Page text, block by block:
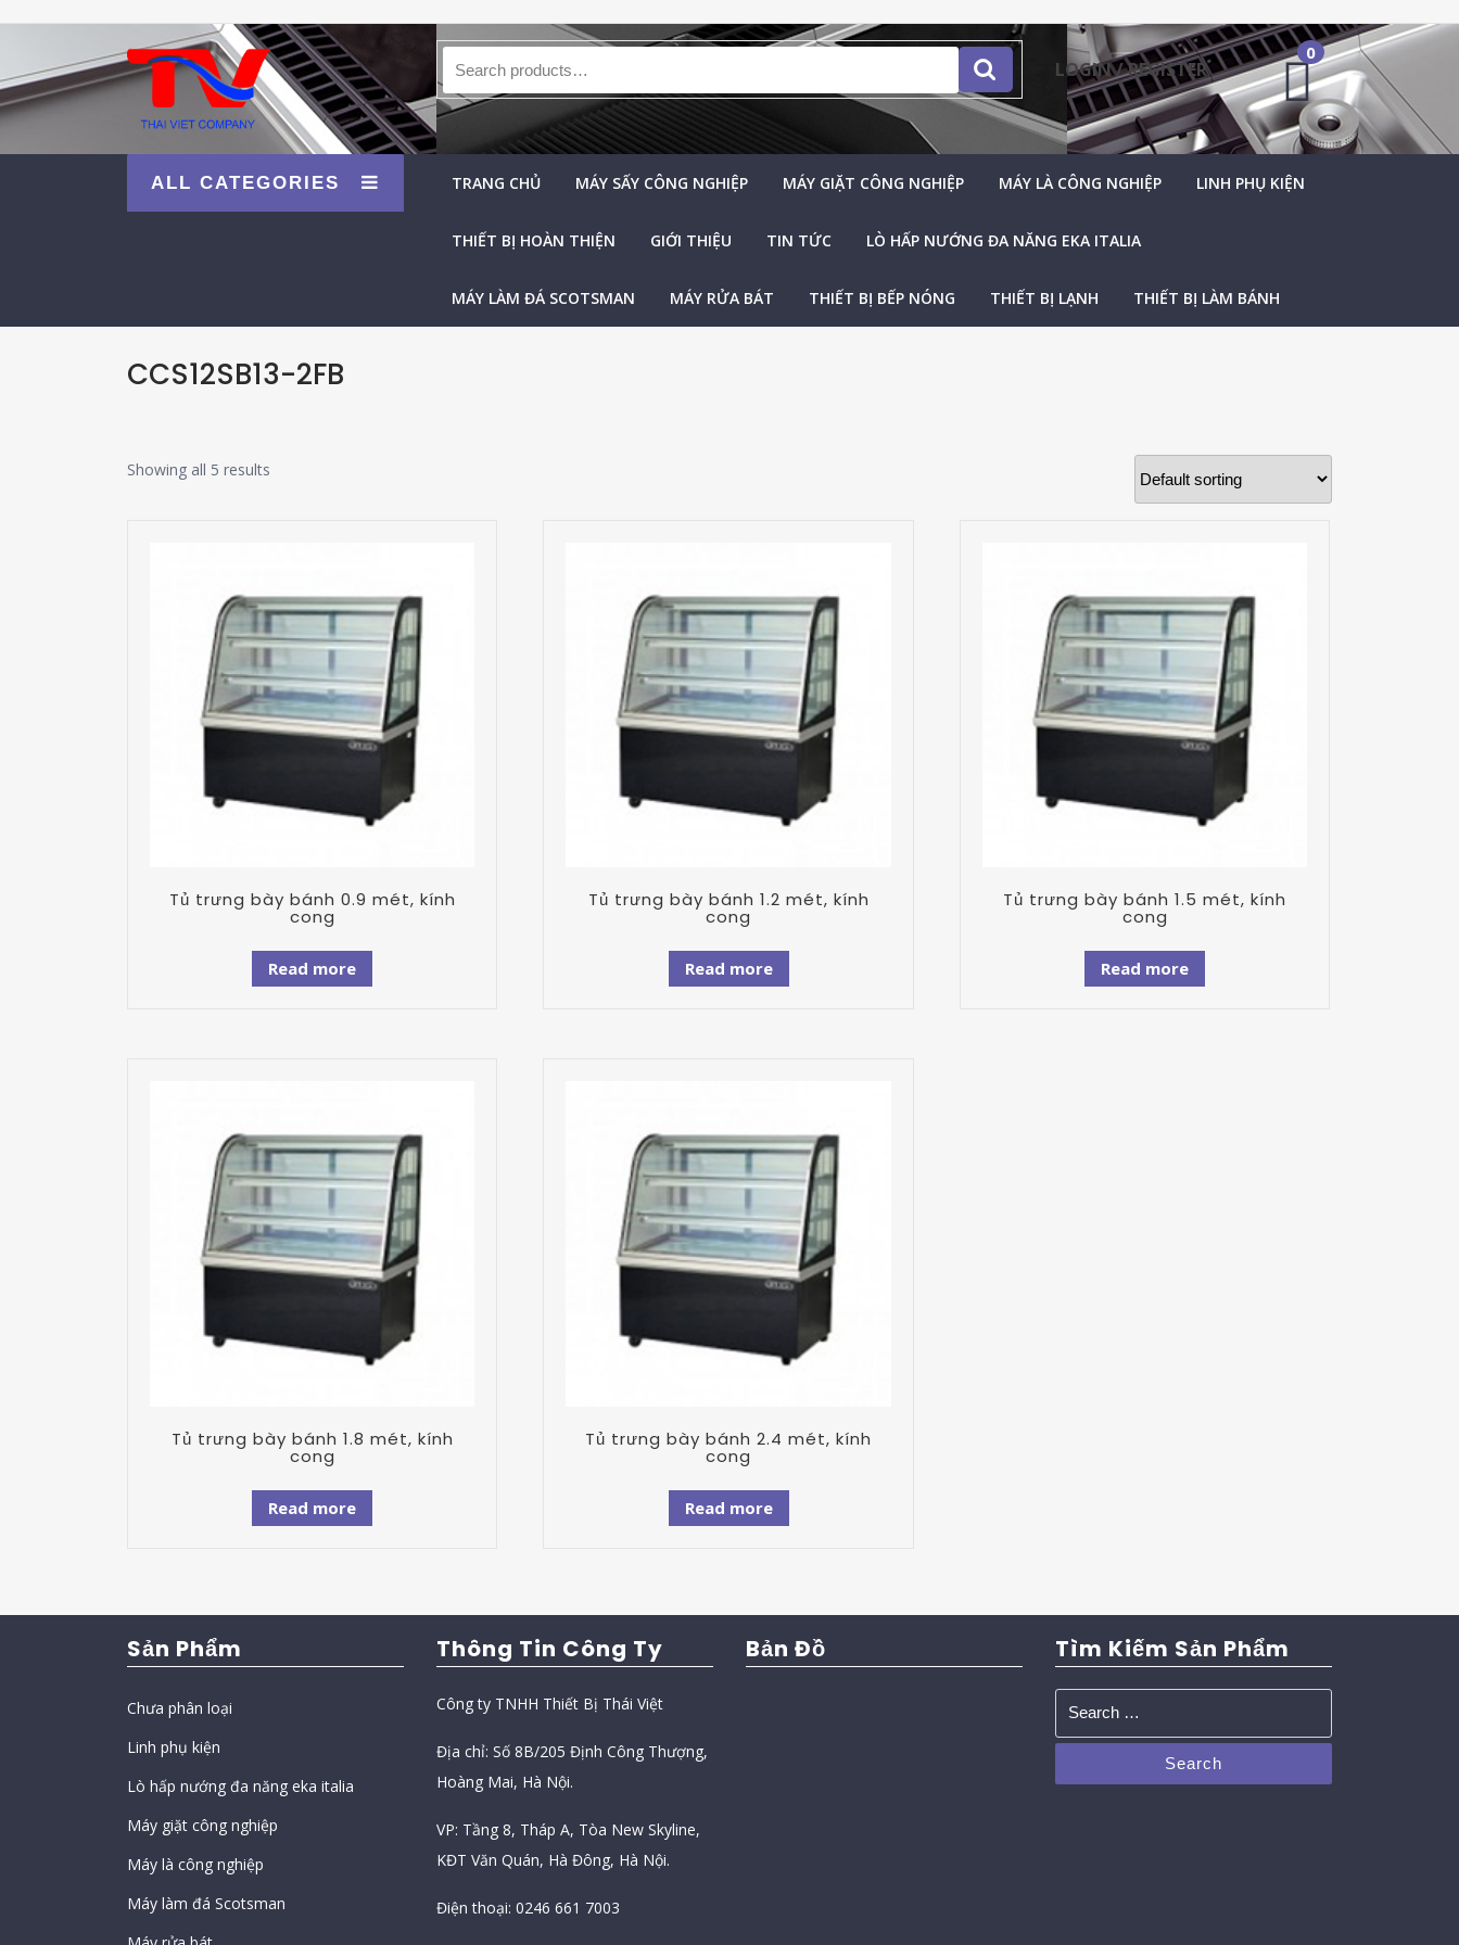
LOGIN / REGISTER
0
ALL CATEGORIES TRANG CHỦ MÁY SẤY CÔNG NGHIỆP MÁY GIẶT CÔNG NGHIỆP MÁY LÀ CÔNG NGHIỆP LINH PHỤ KIỆN
THIẾT BỊ HOÀN THIỆN GIỚI THIỆU TIN TỨC LÒ HẤP NƯỚNG ĐA NĂNG EKA ITALIA
MÁY LÀM ĐÁ SCOTSMAN MÁY RỬA BÁT THIẾT BỊ BẾP NÓNG THIẾT BỊ LẠNH THIẾT BỊ LÀM BÁNH
CCS12SB13-2FB
Showing all 5 results
Tủ trưng bày bánh 0.9 mét, kính
cong
Read more
Tủ trưng bày bánh 1.2 mét, kính
cong
Read more
Tủ trưng bày bánh 1.5 mét, kính
cong
Read more
Tủ trưng bày bánh 1.8 mét, kính
cong
Read more
Tủ trưng bày bánh 2.4 mét, kính
cong
Read more
Sản Phẩm
Chưa phân loại
Linh phụ kiện
Lò hấp nướng đa năng eka italia
Máy giặt công nghiệp
Máy là công nghiệp
Máy làm đá Scotsman
Thông Tin Công Ty
Công ty TNHH Thiết Bị Thái Việt
Địa chỉ: Số 8B/205 Định Công Thượng,
Hoàng Mai, Hà Nội.
VP: Tầng 8, Tháp A, Tòa New Skyline,
KĐT Văn Quán, Hà Đông, Hà Nội.
Điện thoại: 0246 661 7003
Bản Đồ Tìm Kiếm Sản Phẩm
Search